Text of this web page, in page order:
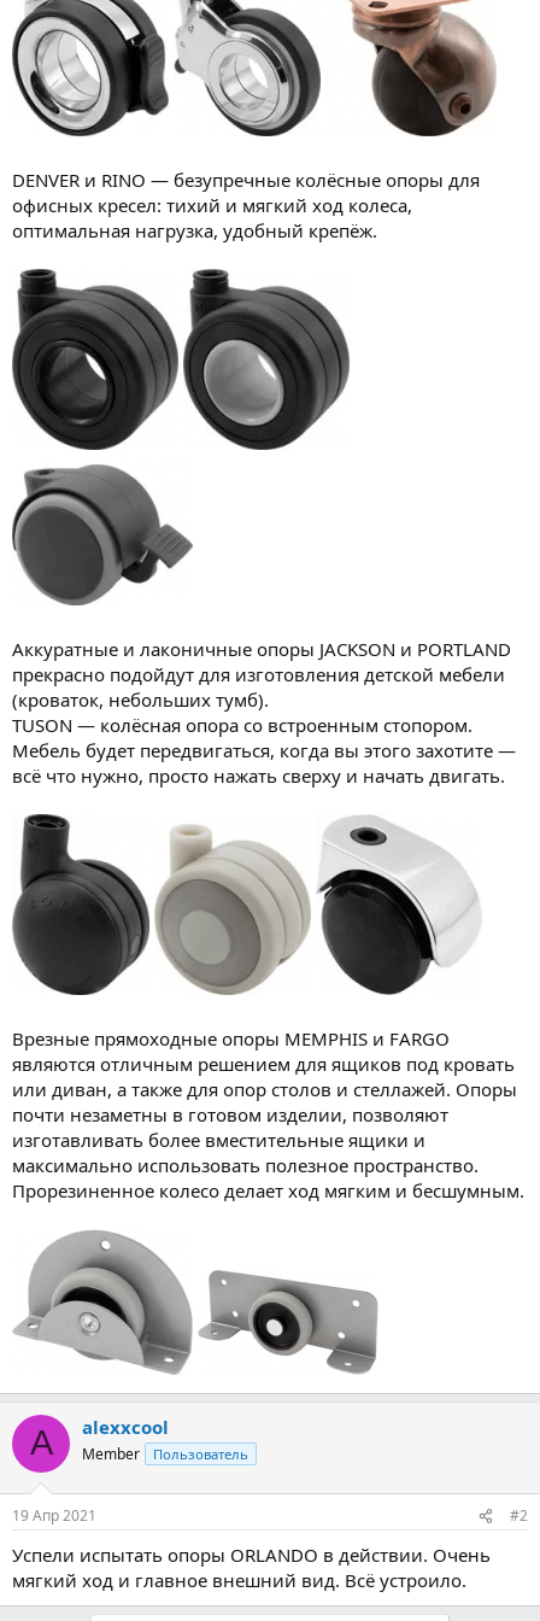
DENVER и RINO — безупречные колёсные опоры для
офисных кресел: тихий и мягкий ход колеса,
оптимальная нагрузка, удобный крепёж.
Аккуратные и лаконичные опоры JACKSON и PORTLAND
прекрасно подойдут для изготовления детской мебели
(кроваток, небольших тумб).
TUSON — колёсная опора со встроенным стопором.
Мебель будет передвигаться, когда вы этого захотите —
всё что нужно, просто нажать сверху и начать двигать.
Врезные прямоходные опоры MEMPHIS и FARGO
являются отличным решением для ящиков под кровать
или диван, а также для опор столов и стеллажей. Опоры
почти незаметны в готовом изделии, позволяют
изготавливать более вместительные ящики и
максимально использовать полезное пространство.
Прорезиненное колесо делает ход мягким и бесшумным.
A alexxcool
Member Пользователь
19 Апр 2021 #2
Успели испытать опоры ORLANDO в действии. Очень
мягкий ход и главное внешний вид. Всё устроило.